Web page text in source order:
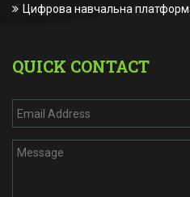
Цифрова навчальна
QUICK CONTACT